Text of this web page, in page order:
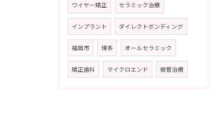
ワイヤー矯正 セラミック治療
インプラント ダイレクトボンディング
福岡市 博多 オールセラミック
矯正歯科 マイクロエンド 根管治療